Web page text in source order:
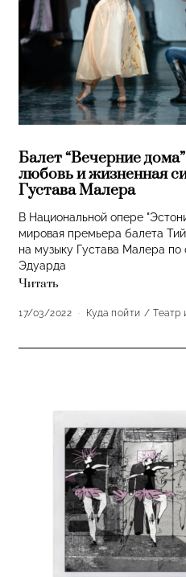
Балет “Вечерние
любовь и жизненная
Густава Малера
В Национальной опере
мировая премьера балета
на музыку Густава Малера
Эдуарда
Читать
17/03/2022 Куда пойти / Театр